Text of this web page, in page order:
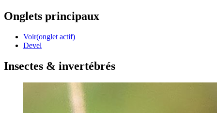
Onglets principaux
Voir(onglet actif)
Devel
Insectes & invertébrés